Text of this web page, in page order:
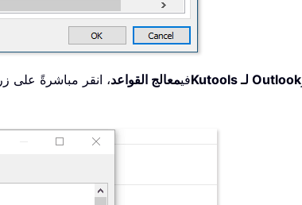
3. فيمعالج القواعد، انقر مباشرةً على زر Kutools لـ Outlook